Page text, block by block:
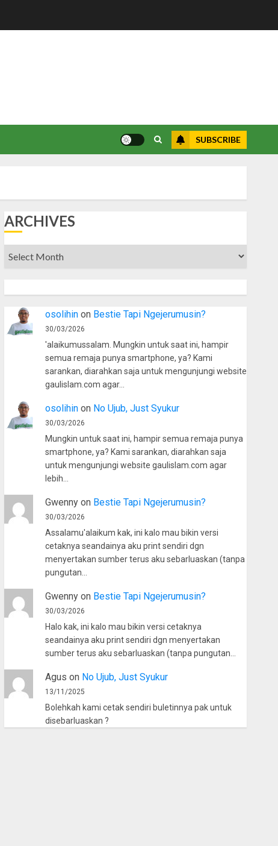
SUBSCRIBE
ARCHIVES
Archives
osolihinon Bestie Tapi Ngejerumusin?
30/03/2026
'alaikumussalam. Mungkin untuk saat ini, hampir
semua remaja punya smartphone, ya? Kami
sarankan, diarahkan saja untuk mengunjungi website
gaulislam.com agar…
osolihinon No Ujub, Just Syukur
30/03/2026
Mungkin untuk saat ini, hampir semua remaja punya
smartphone, ya? Kami sarankan, diarahkan saja
untuk mengunjungi website gaulislam.com agar
lebih…
Gwennyon Bestie Tapi Ngejerumusin?
30/03/2026
Assalamu'alaikum kak, ini kalo mau bikin versi
cetaknya seandainya aku print sendiri dgn
menyertakan sumber terus aku sebarluaskan (tanpa
pungutan…
Gwennyon Bestie Tapi Ngejerumusin?
30/03/2026
Halo kak, ini kalo mau bikin versi cetaknya
seandainya aku print sendiri dgn menyertakan
sumber terus aku sebarluaskan (tanpa pungutan…
Agus on No Ujub, Just Syukur
13/11/2025
Bolehkah kami cetak sendiri buletinnya pak untuk
disebarluaskan ?